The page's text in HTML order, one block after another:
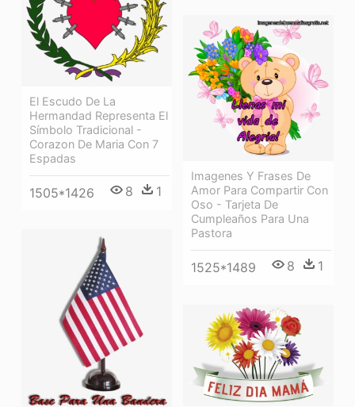
El Escudo De La
Hermandad Representa El
Símbolo Tradicional -
Corazon De Maria Con 7
Espadas
1505*1426 8 1
Imagenes Y Frases De
Amor Para Compartir Con
Oso - Tarjeta De
Cumpleaños Para Una
Pastora
1525*1489 8 1